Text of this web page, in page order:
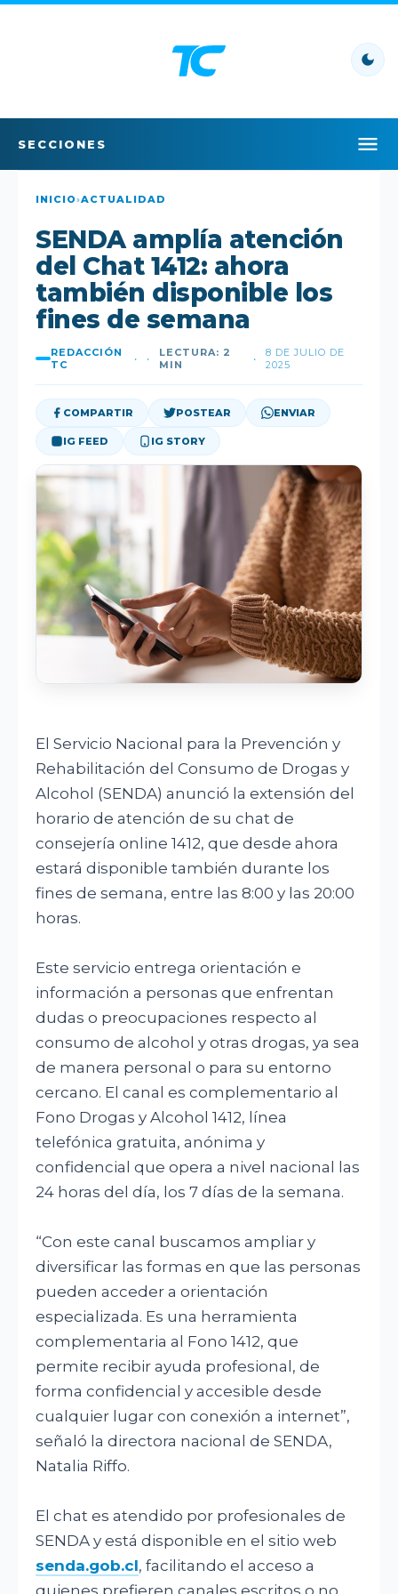
SECCIONES
LO ÚLTIMO
LO MÁS LEÍDO
POLÍTICA
POLICIAL
DEPORTES
OPINIÓN
BUSCAR
INICIO›ACTUALIDAD
SENDA amplía atención
del Chat 1412: ahora
también disponible los
fines de semana
REDACCIÓN
TC
• •
LECTURA: 2
MIN
•
8 DE JULIO DE
2025
COMPARTIR POSTEAR ENVIAR
IG FEED IG STORY
El Servicio Nacional para la Prevención y
Rehabilitación del Consumo de Drogas y
Alcohol (SENDA) anunció la extensión del
horario de atención de su chat de
consejería online 1412, que desde ahora
estará disponible también durante los
fines de semana, entre las 8:00 y las 20:00
horas.
Este servicio entrega orientación e
información a personas que enfrentan
dudas o preocupaciones respecto al
consumo de alcohol y otras drogas, ya sea
de manera personal o para su entorno
cercano. El canal es complementario al
Fono Drogas y Alcohol 1412, línea
telefónica gratuita, anónima y
confidencial que opera a nivel nacional las
24 horas del día, los 7 días de la semana.
“Con este canal buscamos ampliar y
diversificar las formas en que las personas
pueden acceder a orientación
especializada. Es una herramienta
complementaria al Fono 1412, que
permite recibir ayuda profesional, de
forma confidencial y accesible desde
cualquier lugar con conexión a internet”,
señaló la directora nacional de SENDA,
Natalia Riffo.
El chat es atendido por profesionales de
SENDA y está disponible en el sitio web
senda.gob.cl, facilitando el acceso a
quienes prefieren canales escritos o no